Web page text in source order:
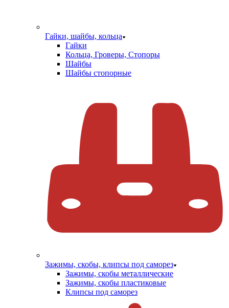
Гайки, шайбы, кольца
Гайки
Кольца, Гроверы, Стопоры
Шайбы
Шайбы стопорные
Зажимы, скобы, клипсы под саморез
Зажимы, скобы металлические
Зажимы, скобы пластиковые
Клипсы под саморез